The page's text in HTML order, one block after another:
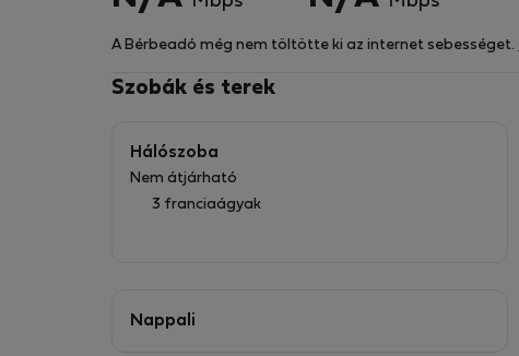
A Bérbeadó még nem töltötte ki az internet sebességet.
Szobák és terek
Hálószoba
Nem átjárható
3 franciaágyak
Nappali